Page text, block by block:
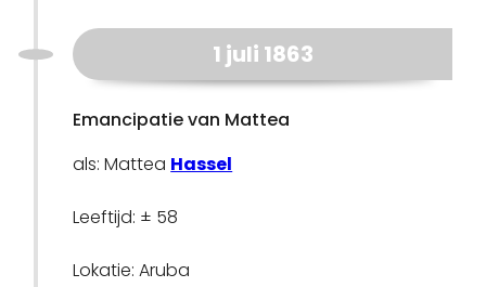
1 juli 1863
Emancipatie van Mattea
als: Mattea Hassel
Leeftijd: ± 58
Lokatie: Aruba